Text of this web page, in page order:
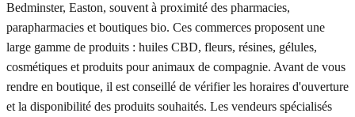
Bedminster, Easton, souvent à proximité des pharmacies,
parapharmacies et boutiques bio. Ces commerces proposent une
large gamme de produits : huiles CBD, fleurs, résines, gélules,
cosmétiques et produits pour animaux de compagnie. Avant de vous
rendre en boutique, il est conseillé de vérifier les horaires d'ouverture
et la disponibilité des produits souhaités. Les vendeurs spécialisés